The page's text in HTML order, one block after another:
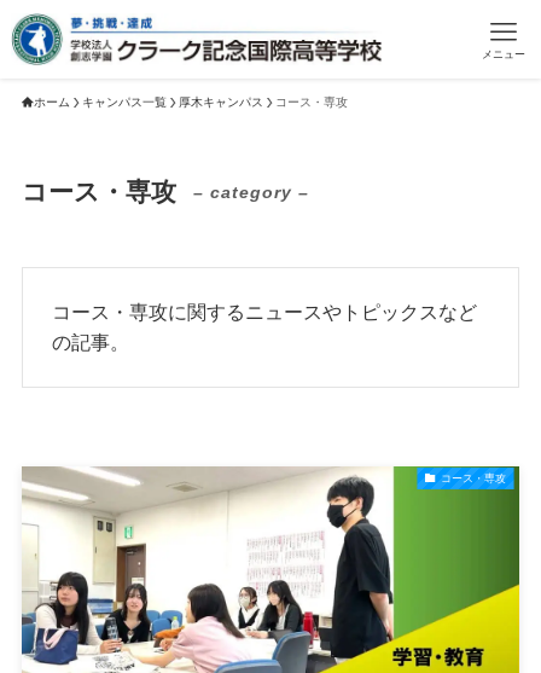
メニュー
ホーム キャンパス一覧 厚木キャンパス コース・専攻
コース・専攻 – category –
コース・専攻に関するニュースやトピックスなど
の記事。
コース・専攻